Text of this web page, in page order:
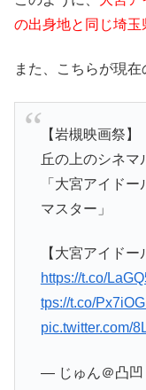
の出身地と同じ埼玉
また、こちらが現在
【岩槻映画祭】
丘の上のシネマ
「大宮アイド
マスター」
【大宮アイドー
https://t.co/
tps://t.co/
pic.twitter.com/
— じゅん＠凸凹